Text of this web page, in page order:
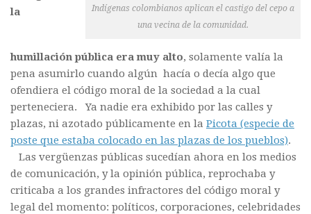
Indígenas colombianos aplican el castigo del cepo a
una vecina de la comunidad.
la
humillación pública era muy alto, solamente valía la
pena asumirlo cuando algún hacía o decía algo que
ofendiera el código moral de la sociedad a la cual
perteneciera. Ya nadie era exhibido por las calles y
plazas, ni azotado públicamente en la Picota (especie de
poste que estaba colocado en las plazas de los pueblos).
Las vergüenzas públicas sucedían ahora en los medios
de comunicación, y la opinión pública, reprochaba y
criticaba a los grandes infractores del código moral y
legal del momento: políticos, corporaciones, celebridades